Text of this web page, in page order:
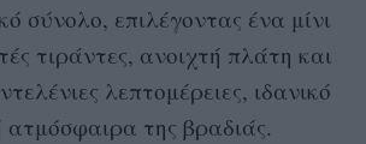
σύνολο, επιλέγοντας ένα μίνι
τιράντες, ανοιχτή πλάτη και
λεπτομέρειες, ιδανικό
ατμόσφαιρα της βραδιάς.